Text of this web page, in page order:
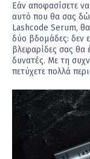
Εάν αποφασίσετε
αυτό που θα σας
Lashcode Serum,
δύο βδομάδες: δεν
βλεφαρίδες σας θα
δυνατές. Με τη
πετύχετε πολλά